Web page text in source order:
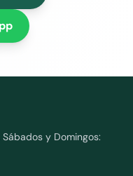
y Domingos: